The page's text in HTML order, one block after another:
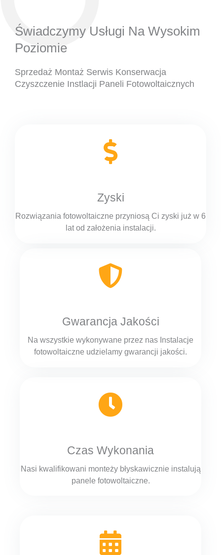
Świadczymy Usługi Na Wysokim
Poziomie
Sprzedaż Montaż Serwis Konserwacja
Czyszczenie Instlacji Paneli Fotowoltaicznych
Zyski
Rozwiązania fotowoltaiczne przyniosą Ci zyski już w 6
lat od założenia instalacji.
Gwarancja Jakości
Na wszystkie wykonywane przez nas Instalacje
fotowoltaiczne udzielamy gwarancji jakości.
Czas Wykonania
Nasi kwalifikowani monteży błyskawicznie instalują
panele fotowoltaiczne.